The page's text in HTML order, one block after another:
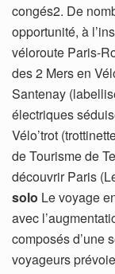
congés2. De
opportunité, à
véloroute Paris-
des 2 Mers en
Santenay
électriques
Vélo’trot
de Tourisme de
découvrir Paris
solo Le voyage
avec
composés d’une
voyageurs